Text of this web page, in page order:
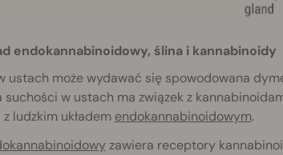
endokannabinoidowy, ślina i kannabinoidy
ustach może wydawać się spowodowana
suchości w ustach ma związek z
ludzkim układem endokannabinoidowym.
zawiera receptory